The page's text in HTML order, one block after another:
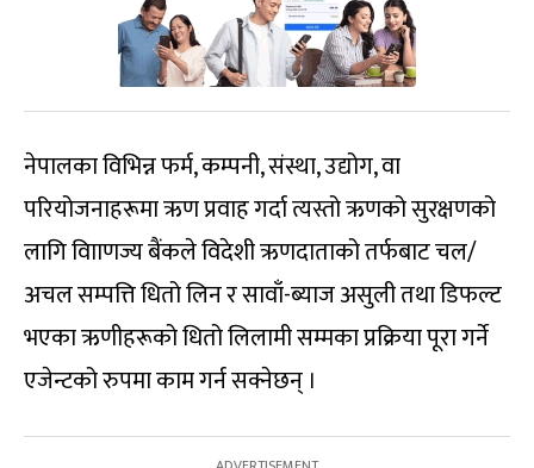
नेपालका विभिन्न फर्म, कम्पनी, संस्था, उद्योग, वा
परियोजनाहरूमा ऋण प्रवाह गर्दा त्यस्तो ऋणको सुरक्षणको
लागि वाािणज्य बैंकले विदेशी ऋणदाताको तर्फबाट चल/
अचल सम्पत्ति धितो लिन र सावाँ-ब्याज असुली तथा डिफल्ट
भएका ऋणीहरूको धितो लिलामी सम्मका प्रक्रिया पूरा गर्ने
एजेन्टको रुपमा काम गर्न सक्नेछन् ।